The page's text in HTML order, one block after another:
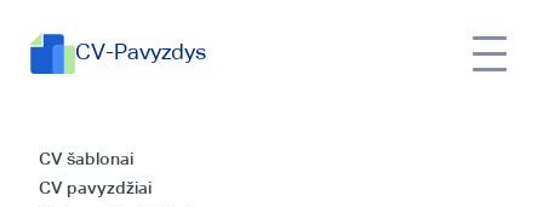
CV-Pavyzdys
CV šablonai
CV pavyzdžiai
Kaip parašyti CV ir